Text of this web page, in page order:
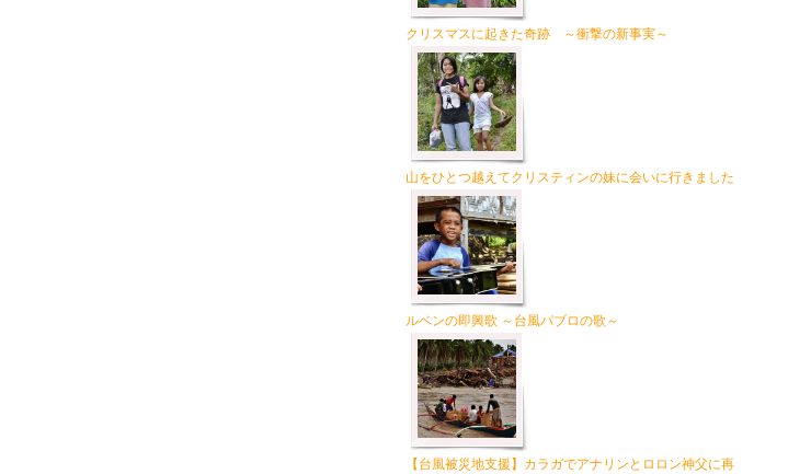
クリスマスに起きた奇跡 ～衝撃の新事実～
山をひとつ越えてクリスティンの妹に会いに行きました
ルベンの即興歌 ～台風パブロの歌～
【台風被災地支援】カラガでアナリンとロロン神父に再